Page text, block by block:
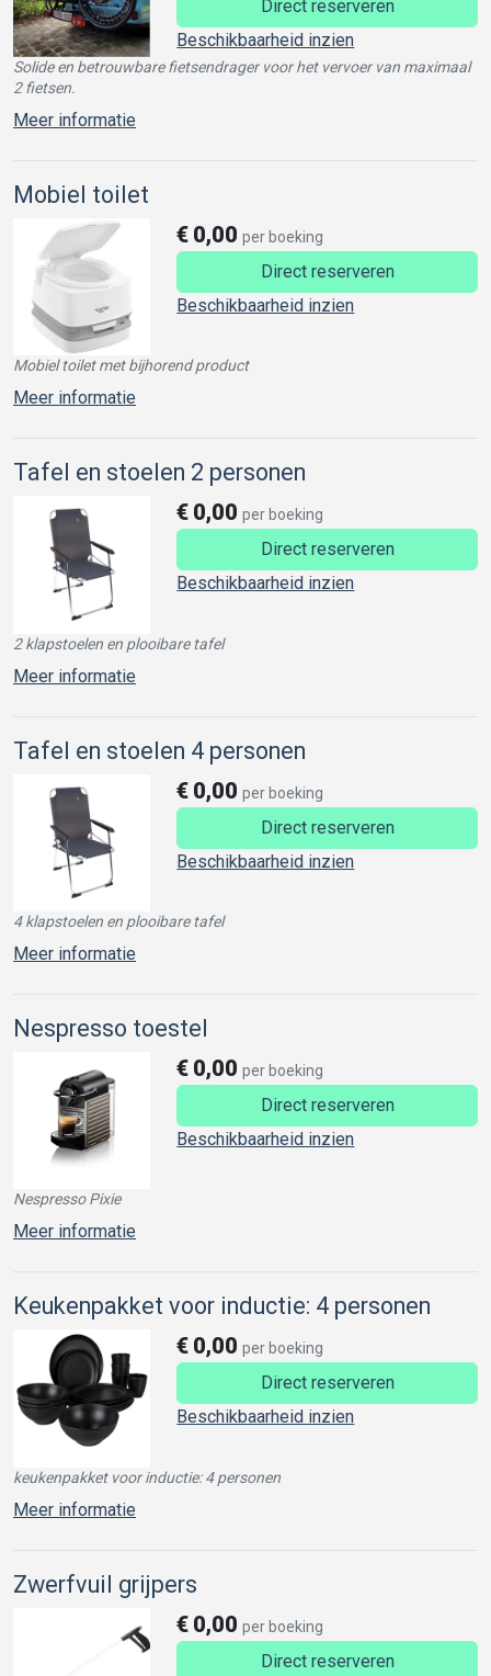
Direct reserveren
Beschikbaarheid inzien
Solide en betrouwbare fietsendrager voor het vervoer van maximaal
2 fietsen.
Meer informatie
Mobiel toilet
€ 0,00 per boeking
Direct reserveren
Beschikbaarheid inzien
Mobiel toilet met bijhorend product
Meer informatie
Tafel en stoelen 2 personen
€ 0,00 per boeking
Direct reserveren
Beschikbaarheid inzien
2 klapstoelen en plooibare tafel
Meer informatie
Tafel en stoelen 4 personen
€ 0,00 per boeking
Direct reserveren
Beschikbaarheid inzien
4 klapstoelen en plooibare tafel
Meer informatie
Nespresso toestel
€ 0,00 per boeking
Direct reserveren
Beschikbaarheid inzien
Nespresso Pixie
Meer informatie
Keukenpakket voor inductie: 4 personen
€ 0,00 per boeking
Direct reserveren
Beschikbaarheid inzien
keukenpakket voor inductie: 4 personen
Meer informatie
Zwerfvuil grijpers
€ 0,00 per boeking
Direct reserveren